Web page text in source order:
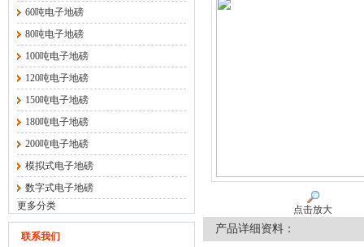
60吨电子地磅
80吨电子地磅
100吨电子地磅
120吨电子地磅
150吨电子地磅
180吨电子地磅
200吨电子地磅
模拟式电子地磅
数字式电子地磅
更多分类
联系我们
点击放大
产品详细资料：